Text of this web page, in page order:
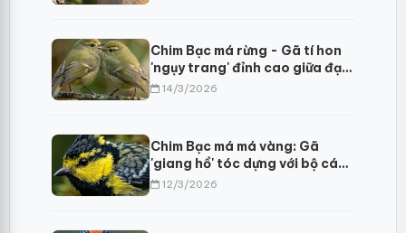
Chim Bạc má rừng - Gã tí hon
'ngụy trang' đỉnh cao giữa đại
ngàn Himalaya
14/3/2026
Chim Bạc má má vàng: Gã
'giang hồ' tóc dựng với bộ cánh
thêu hoa dệt gấm
12/3/2026